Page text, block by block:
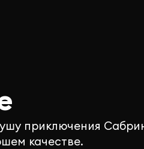
приключения
качестве.